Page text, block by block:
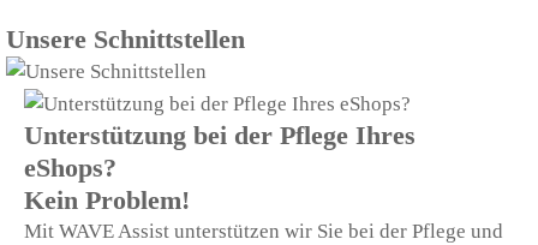
Unsere Schnittstellen
Unterstützung bei der Pflege Ihres
eShops?
Kein Problem!
Mit WAVE Assist unterstützen wir Sie bei der Pflege und